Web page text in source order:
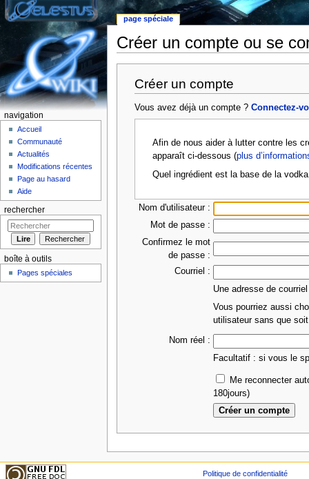
Créer un compte ou se
Créer un compte
Vous avez déjà un compte ?Connectez-
Afin de nous aider à lutter contre les
apparaît ci-dessous (plus
Quel ingrédient est la base de la
Nom d'utilisateur :
Mot de passe :
Confirmez le mot
de passe :
Courriel :
Une adresse de
Vous pourriez aussi
utilisateur sans que
Nom réel :
Facultatif : si vous le
Me reconnecter
180jours)
page spéciale
navigation
Accueil
Communauté
Actualités
Modifications récentes
Page au hasard
Aide
rechercher
boîte à outils
Pages spéciales
Politique de confidentialité